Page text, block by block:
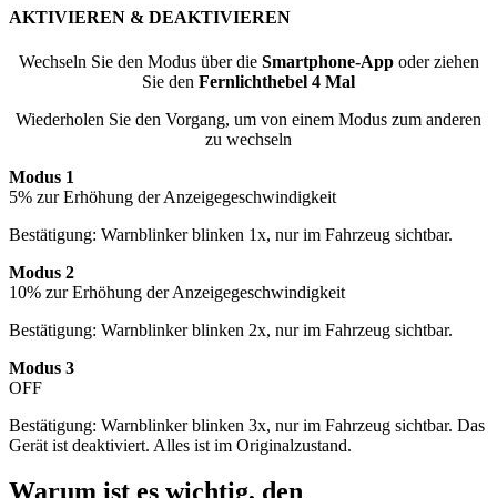
AKTIVIEREN & DEAKTIVIEREN
Wechseln Sie den Modus über die Smartphone-Appoder ziehen
Sie den Fernlichthebel 4 Mal
Wiederholen Sie den Vorgang, um von einem Modus zum anderen
zu wechseln
Modus 1
5% zur Erhöhung der Anzeigegeschwindigkeit
Bestätigung: Warnblinker blinken 1x, nur im Fahrzeug sichtbar.
Modus 2
10% zur Erhöhung der Anzeigegeschwindigkeit
Bestätigung: Warnblinker blinken 2x, nur im Fahrzeug sichtbar.
Modus 3
OFF
Bestätigung: Warnblinker blinken 3x, nur im Fahrzeug sichtbar. Das
Gerät ist deaktiviert. Alles ist im Originalzustand.
Warum ist es wichtig, den